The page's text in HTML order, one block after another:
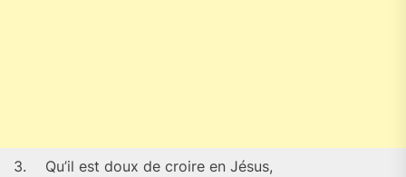
3.
Qu’il est doux de croire en Jésus,